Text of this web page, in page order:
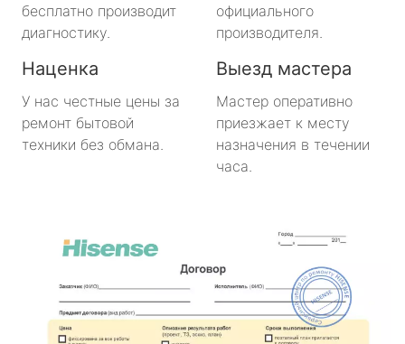
бесплатно производит
диагностику.
официального
производителя.
Наценка
У нас честные цены за
ремонт бытовой
техники без обмана.
Выезд мастера
Мастер оперативно
приезжает к месту
назначения в течении
часа.